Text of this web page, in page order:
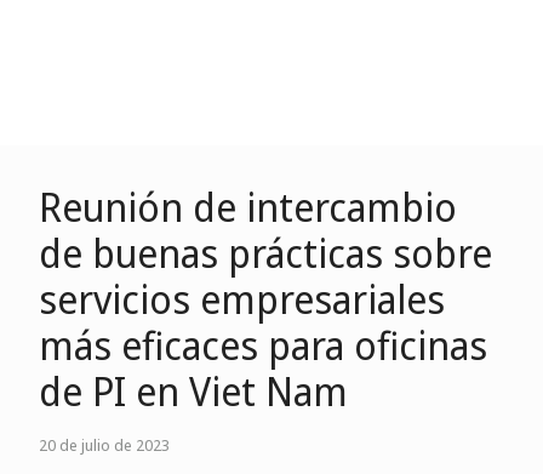
Reunión de intercambio
de buenas prácticas sobre
servicios empresariales
más eficaces para oficinas
de PI en Viet Nam
20 de julio de 2023